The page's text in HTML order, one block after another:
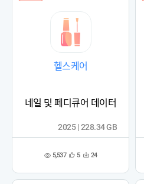
헬스케어
네일 및 페디큐어 데이터
조 5,537 관
록
5 다 24
2025 | 228.34 GB